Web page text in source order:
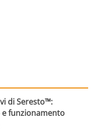
di Seresto™:
funzionamento